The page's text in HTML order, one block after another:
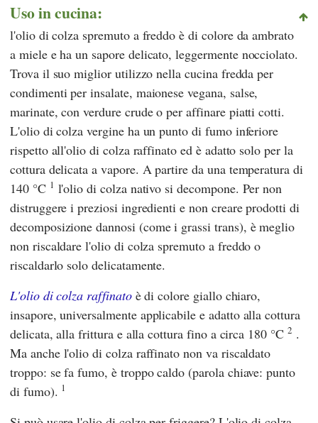
Uso in cucina:
l'olio di colza spremuto a freddo è di colore da ambrato
a miele e ha un sapore delicato, leggermente nocciolato.
Trova il suo miglior utilizzo nella cucina fredda per
condimenti per insalate, maionese vegana, salse,
marinate, con verdure crude o per affinare piatti cotti.
L'olio di colza vergine ha un punto di fumo inferiore
rispetto all'olio di colza raffinato ed è adatto solo per la
cottura delicata a vapore. A partire da una temperatura di
140 °C 1 l'olio di colza nativo si decompone. Per non
distruggere i preziosi ingredienti e non creare prodotti di
decomposizione dannosi (come i grassi trans), è meglio
non riscaldare l'olio di colza spremuto a freddo o
riscaldarlo solo delicatamente.
L'olio di colza raffinatoè di colore giallo chiaro,
insapore, universalmente applicabile e adatto alla cottura
delicata, alla frittura e alla cottura fino a circa 180 °C 2 .
Ma anche l'olio di colza raffinato non va riscaldato
troppo: se fa fumo, è troppo caldo (parola chiave: punto
di fumo). 1